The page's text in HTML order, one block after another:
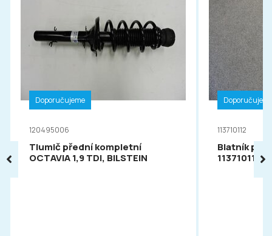
Doporučujeme
120495006
Tlumič přední kompletní
OCTAVIA 1,9 TDI, BILSTEIN
113710112
Blatník
113710112